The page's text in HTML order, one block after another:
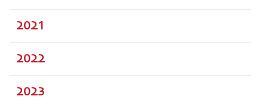
2021
2022
2023